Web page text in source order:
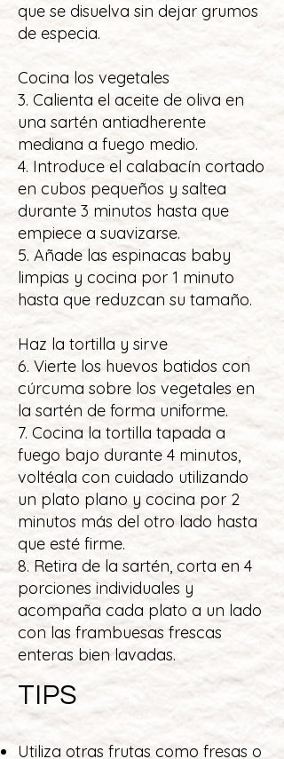
que se disuelva sin dejar grumos
de especia.
Cocina los vegetales
3. Calienta el aceite de oliva en
una sartén antiadherente
mediana a fuego medio.
4. Introduce el calabacín cortado
en cubos pequeños y saltea
durante 3 minutos hasta que
empiece a suavizarse.
5. Añade las espinacas baby
limpias y cocina por 1 minuto
hasta que reduzcan su tamaño.
Haz la tortilla y sirve
6. Vierte los huevos batidos con
cúrcuma sobre los vegetales en
la sartén de forma uniforme.
7. Cocina la tortilla tapada a
fuego bajo durante 4 minutos,
voltéala con cuidado utilizando
un plato plano y cocina por 2
minutos más del otro lado hasta
que esté firme.
8. Retira de la sartén, corta en 4
porciones individuales y
acompaña cada plato a un lado
con las frambuesas frescas
enteras bien lavadas.
TIPS
Utiliza otras frutas como fresas o